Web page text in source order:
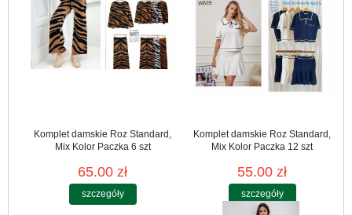
Komplet damskie Roz Standard,
Mix Kolor Paczka 6 szt
65.00 zł
szczegóły
Komplet damskie Roz Standard,
Mix Kolor Paczka 12 szt
55.00 zł
szczegóły